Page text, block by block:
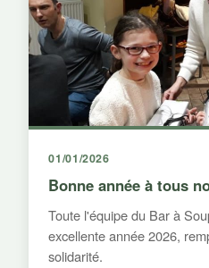
01/01/2026
Bonne année à tous
Toute l'équipe du Bar à
excellente année 2026,
solidarité.